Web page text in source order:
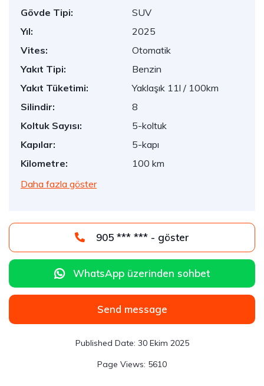
Gövde Tipi:
SUV
Yıl:
2025
Vites:
Otomatik
Yakıt Tipi:
Benzin
Yakıt Tüketimi:
Yaklaşık 11l / 100km
Silindir:
8
Koltuk Sayısı:
5-koltuk
Kapılar:
5-kapı
Kilometre:
100 km
Daha fazla göster
905 *** *** - göster
WhatsApp üzerinden sohbet
Send message
30 Ekim 2025
5610